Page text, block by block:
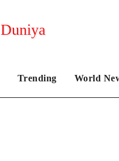
Trending World